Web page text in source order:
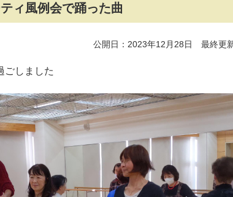
ィ風例会で踊った曲
公開日：2023年12月28日 最終更
ごしました